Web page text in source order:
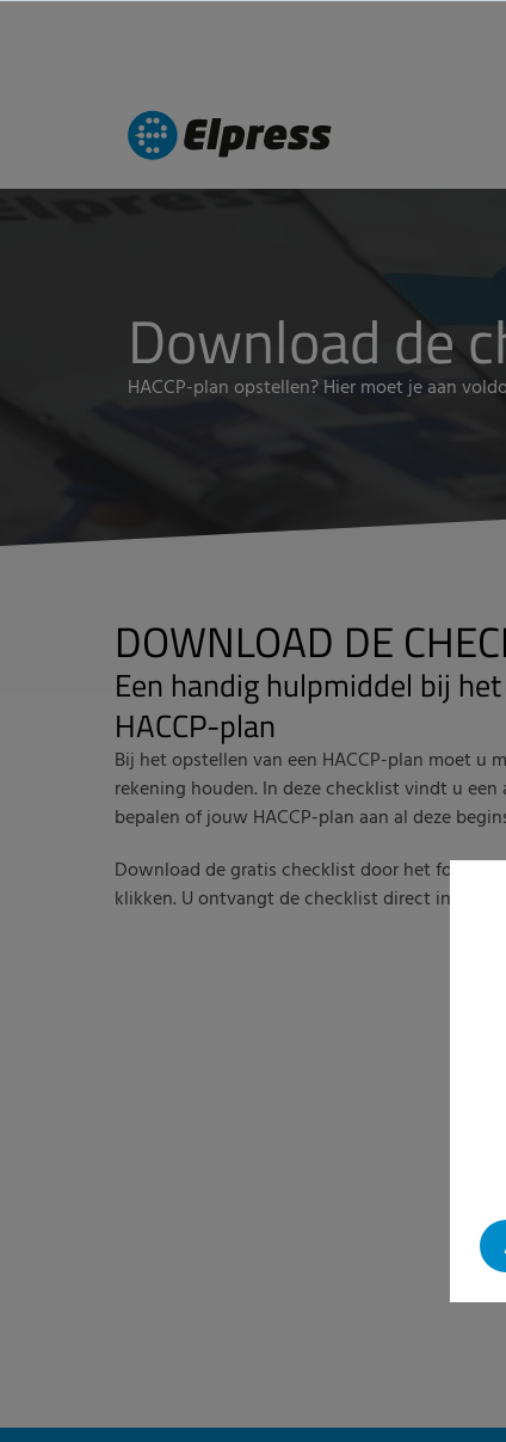
Download de
HACCP-plan opstellen? Hier moet je aan
DOWNLOAD DE
Een handig hulpmiddel bij
HACCP-plan
Bij het opstellen van een HACCP-plan moet u
rekening houden. In deze checklist vindt u
bepalen of jouw HACCP-plan aan al deze
Download de gratis checklist door het
klikken. U ontvangt de checklist direct in uw